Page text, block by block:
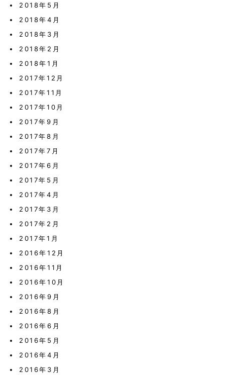
2018年5月
2018年4月
2018年3月
2018年2月
2018年1月
2017年12月
2017年11月
2017年10月
2017年9月
2017年8月
2017年7月
2017年6月
2017年5月
2017年4月
2017年3月
2017年2月
2017年1月
2016年12月
2016年11月
2016年10月
2016年9月
2016年8月
2016年6月
2016年5月
2016年4月
2016年3月